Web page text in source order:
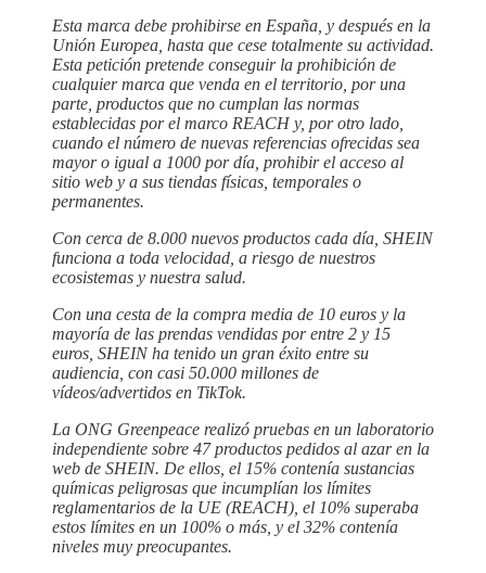
Esta marca debe prohibirse en España, y después en la
Unión Europea, hasta que cese totalmente su actividad.
Esta petición pretende conseguir la prohibición de
cualquier marca que venda en el territorio, por una
parte, productos que no cumplan las normas
establecidas por el marco REACH y, por otro lado,
cuando el número de nuevas referencias ofrecidas sea
mayor o igual a 1000 por día, prohibir el acceso al
sitio web y a sus tiendas físicas, temporales o
permanentes.
Con cerca de 8.000 nuevos productos cada día, SHEIN
funciona a toda velocidad, a riesgo de nuestros
ecosistemas y nuestra salud.
Con una cesta de la compra media de 10 euros y la
mayoría de las prendas vendidas por entre 2 y 15
euros, SHEIN ha tenido un gran éxito entre su
audiencia, con casi 50.000 millones de
vídeos/advertidos en TikTok.
La ONG Greenpeace realizó pruebas en un laboratorio
independiente sobre 47 productos pedidos al azar en la
web de SHEIN. De ellos, el 15% contenía sustancias
químicas peligrosas que incumplían los límites
reglamentarios de la UE (REACH), el 10% superaba
estos límites en un 100% o más, y el 32% contenía
niveles muy preocupantes.